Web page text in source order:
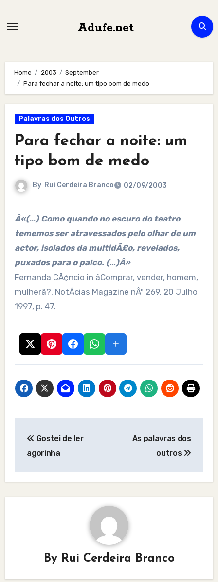
Adufe.net
Home 2003
September
Para fechar a noite: um tipo bom de medo
Palavras dos Outros
Para fechar a noite: um
tipo bom de medo
By Rui Cerdeira Branco 02/09/2003
Â«(…) Como quando no escuro do teatro
tememos ser atravessados pelo olhar de um
actor, isolados da multidÃ£o, revelados,
puxados para o palco. (…)Â»
Fernanda CÃ¢ncio in âComprar, vender, homem,
mulherâ?, NotÃ­cias Magazine nÂº 269, 20 Julho
1997, p. 47.
navigation
Gostei de ler
agorinha
As palavras dos
outros
By Rui Cerdeira Branco